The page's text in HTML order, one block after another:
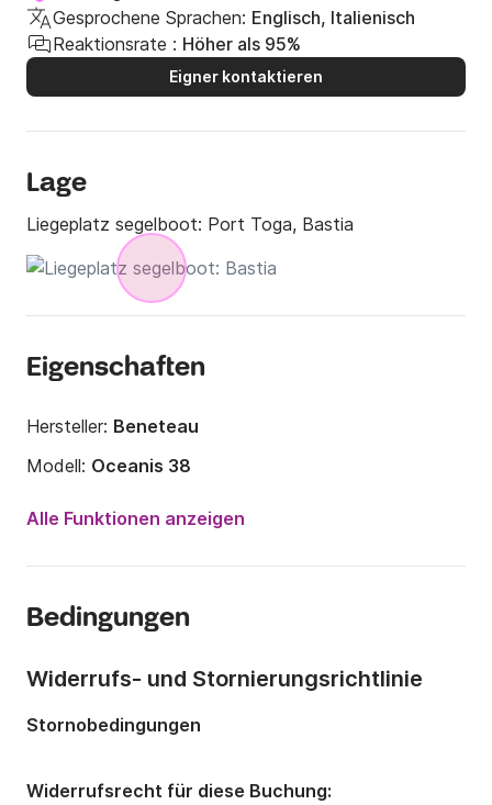
Gesprochene Sprachen: Englisch, Italienisch
Reaktionsrate : Höher als 95%
Eigner kontaktieren
Lage
Liegeplatz segelboot: Port Toga, Bastia
Eigenschaften
Hersteller: Beneteau
Modell: Oceanis 38
2015
Anzahl Schlafplätze:
Tiefgang:2.3m
Alle Funktionen anzeigen
Bedingungen
Widerrufs- und Stornierungsrichtlinie
Stornobedingungen
Widerrufsrecht für diese Buchung: